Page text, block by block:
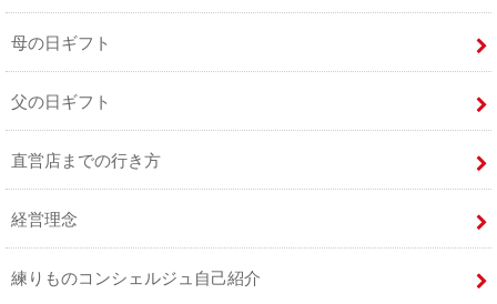
母の日ギフト
父の日ギフト
直営店までの行き方
経営理念
練りものコンシェルジュ自己紹介